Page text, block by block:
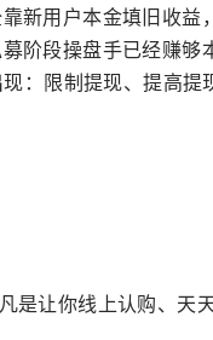
新用户本金填旧收
阶段操盘手已经赚够
：限制提现、提高
是让你线上认购、天